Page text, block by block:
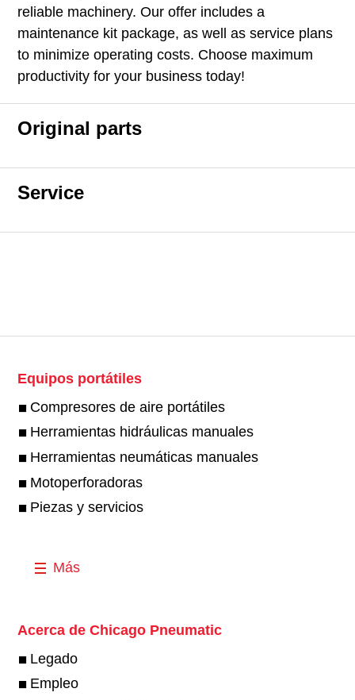
reliable machinery. Our offer includes a
maintenance kit package, as well as service plans
to minimize operating costs. Choose maximum
productivity for your business today!
Original parts
Service
Equipos portátiles
Compresores de aire portátiles
Herramientas hidráulicas manuales
Herramientas neumáticas manuales
Motoperforadoras
Piezas y servicios
Más
Acerca de Chicago Pneumatic
Legado
Empleo